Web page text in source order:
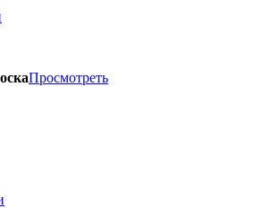
Просмотреть